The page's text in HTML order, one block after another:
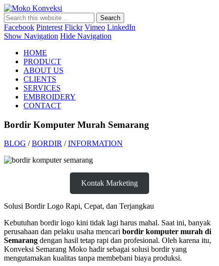
Jasa Bordir Komputer & Seragam Custom
Facebook Pinterest Flickr Vimeo LinkedIn
Show Navigation Hide Navigation
HOME
PRODUCT
ABOUT US
CLIENTS
SERVICES
EMBROIDERY
CONTACT
Bordir Komputer Murah Semarang
BLOG /BORDIR /INFORMATION
Kontak Marketing
Solusi Bordir Logo Rapi, Cepat, dan Terjangkau
Kebutuhan bordir logo kini tidak lagi harus mahal. Saat ini, banyak
perusahaan dan pelaku usaha mencari bordir komputer murah di
Semarang dengan hasil tetap rapi dan profesional. Oleh karena itu,
Konveksi Semarang Moko hadir sebagai solusi bordir yang
mengutamakan kualitas tanpa membebani biaya produksi.